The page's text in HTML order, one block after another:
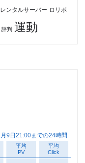
レンタルサーバー ロリポ
評判 運動